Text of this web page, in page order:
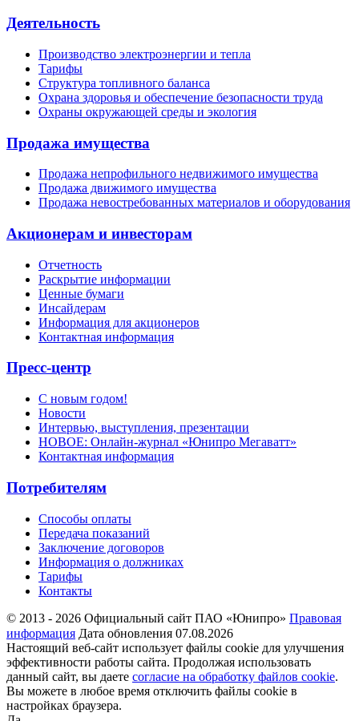
Деятельность
Производство электроэнергии и тепла
Тарифы
Структура топливного баланса
Охрана здоровья и обеспечение безопасности труда
Охраны окружающей среды и экология
Продажа имущества
Продажа непрофильного недвижимого имущества
Продажа движимого имущества
Продажа невостребованных материалов и оборудования
Акционерам и инвесторам
Отчетность
Раскрытие информации
Ценные бумаги
Инсайдерам
Информация для акционеров
Контактная информация
Пресс-центр
С новым годом!
Новости
Интервью, выступления, презентации
НОВОЕ: Онлайн-журнал «Юнипро Мегаватт»
Контактная информация
Потребителям
Способы оплаты
Передача показаний
Заключение договоров
Информация о должниках
Тарифы
Контакты
© 2013 - 2026 Официальный сайт ПАО «Юнипро» Правовая
информация Дата обновления 07.08.2026
Настоящий веб-сайт использует файлы cookie для улучшения
эффективности работы сайта. Продолжая использовать
данный сайт, вы даете согласие на обработку файлов cookie.
Вы можете в любое время отключить файлы cookie в
настройках браузера.